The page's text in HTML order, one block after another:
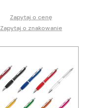
Zapytaj o cenę
Zapytaj o znakowanie